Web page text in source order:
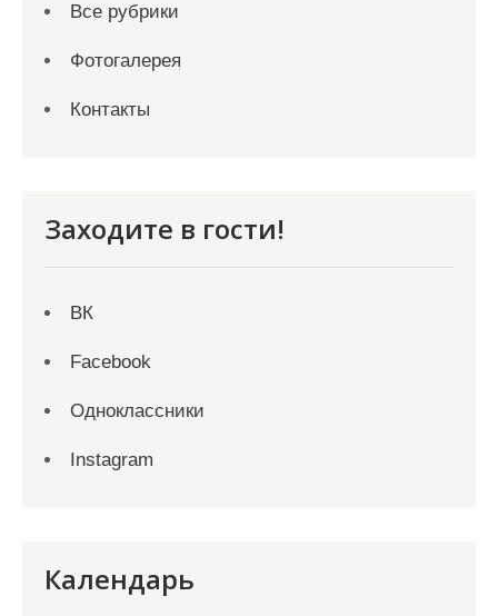
Все рубрики
Фотогалерея
Контакты
Заходите в гости!
ВК
Facebook
Одноклассники
Instagram
Календарь